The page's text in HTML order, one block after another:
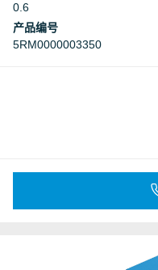
0.6
产品编号
5RM0000003350